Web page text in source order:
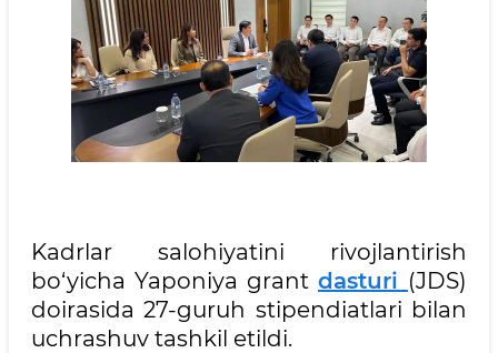
Kadrlar salohiyatini rivojlantirish
bo‘yicha Yaponiya grant dasturi (JDS)
doirasida 27-guruh stipendiatlari bilan
uchrashuv tashkil etildi.